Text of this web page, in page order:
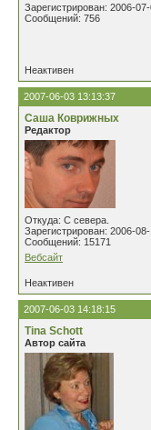
Зарегистрирован: 2006-
Сообщений: 756
Неактивен
2007-06-03 13:13:37
Саша Коврижных
Редактор
Откуда: С севера.
Зарегистрирован: 2006-
Сообщений: 15171
Вебсайт
Неактивен
2007-06-03 14:18:15
Tina Schott
Автор сайта